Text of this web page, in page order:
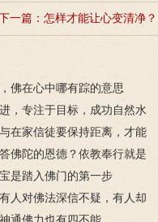
一篇： 怎样才能让心变清净？
佛在心中哪有踪的意思
，专注于目标，成功自然水
在家信徒要保持距离，才能
佛陀的恩德？依教奉行就是
是踏入佛门的第一步
人对佛法深信不疑，有人却